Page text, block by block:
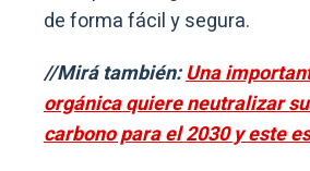
de forma fácil y segura.
//Mirá también:Una
orgánica quiere neutralizar
carbono para el 2030 y este